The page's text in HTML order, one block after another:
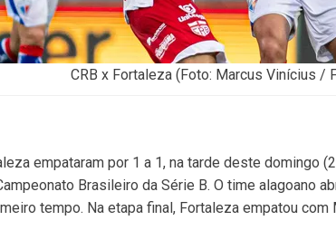
CRB x Fortaleza (Foto: Marcus Vinícius /
empataram por 1 a 1, na tarde deste domingo
Brasileiro da Série B. O time alagoano
tempo. Na etapa final, Fortaleza empatou com